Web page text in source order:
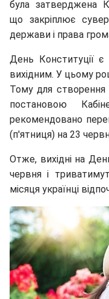
була затверджена
що закріплює
держави і права
День Конституції
вихідним. У цьому
Тому для створення
постановою
рекомендовано
(п'ятниця) на 23
Отже, вихідні на
червня і
місяця українці